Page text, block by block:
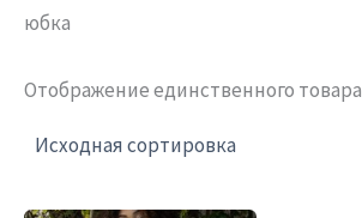
юбка
Отображение единственного товара